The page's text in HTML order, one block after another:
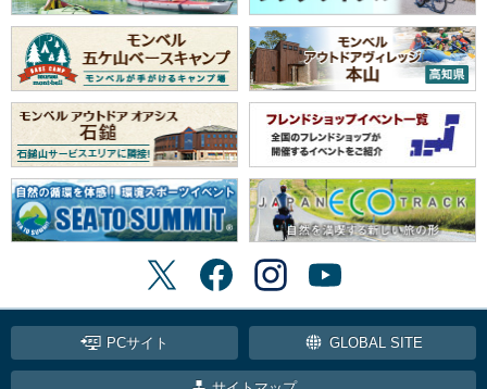
PCサイト GLOBAL SITE